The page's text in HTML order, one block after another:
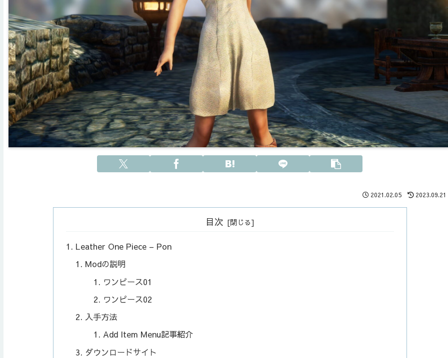
2021.02.05 2023.09.21
目次
Leather One Piece – Pon
Modの説明
ワンピース01
ワンピース02
入手方法
Add Item Menu記事紹介
ダウンロードサイト